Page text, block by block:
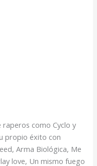
como Cyclo y
propio éxito con
Arma Biológica, Me
love, Un mismo fuego